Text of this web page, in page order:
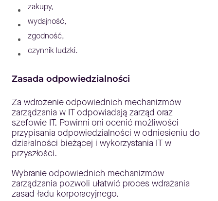
zakupy,
wydajność,
zgodność,
czynnik ludzki.
Zasada odpowiedzialności
Za wdrożenie odpowiednich mechanizmów
zarządzania w IT odpowiadają zarząd oraz
szefowie IT. Powinni oni ocenić możliwości
przypisania odpowiedzialności w odniesieniu do
działalności bieżącej i wykorzystania IT w
przyszłości.
Wybranie odpowiednich mechanizmów
zarządzania pozwoli ułatwić proces wdrażania
zasad ładu korporacyjnego.